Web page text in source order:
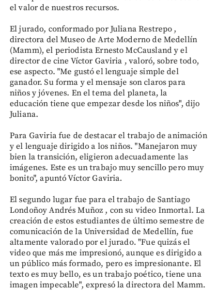
el valor de nuestros recursos.
El jurado, conformado por Juliana Restrepo ,
directora del Museo de Arte Moderno de Medellín
(Mamm), el periodista Ernesto McCausland y el
director de cine Víctor Gaviria , valoró, sobre todo,
ese aspecto. "Me gustó el lenguaje simple del
ganador. Su forma y el mensaje son claros para
niños y jóvenes. En el tema del planeta, la
educación tiene que empezar desde los niños", dijo
Juliana.
Para Gaviria fue de destacar el trabajo de animación
y el lenguaje dirigido a los niños. "Manejaron muy
bien la transición, eligieron adecuadamente las
imágenes. Este es un trabajo muy sencillo pero muy
bonito", apuntó Víctor Gaviria.
El segundo lugar fue para el trabajo de Santiago
Londoñoy Andrés Muñoz , con su video Inmortal. La
creación de estos estudiantes de último semestre de
comunicación de la Universidad de Medellín, fue
altamente valorado por el jurado. "Fue quizás el
video que más me impresionó, aunque es dirigido a
un público más formado, pero es impresionante. El
texto es muy bello, es un trabajo poético, tiene una
imagen impecable", expresó la directora del Mamm.